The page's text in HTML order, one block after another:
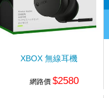
XBOX 無線耳機
網路價 $2580